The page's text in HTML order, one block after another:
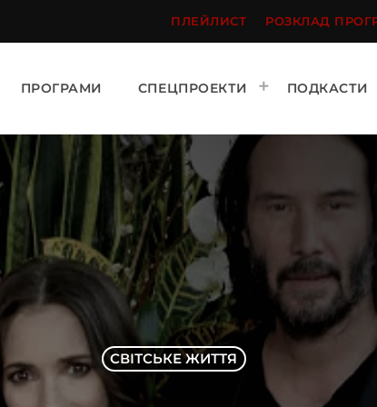
ПЛЕЙЛИСТ РОЗКЛАД
ПРОГРАМИ СПЕЦПРОЕКТИ ПОДКАСТИ
СВІТСЬКЕ ЖИТТЯ